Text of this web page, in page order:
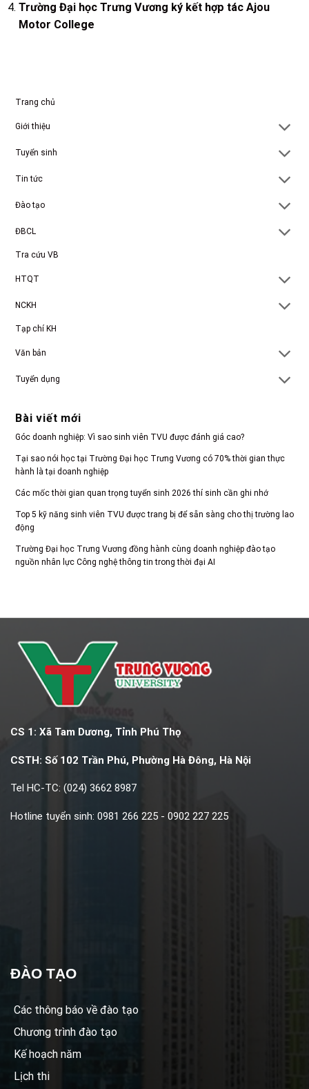
Trường Đại học Trưng Vương ký kết hợp tác Ajou
Motor College
Trang chủ
Giới thiệu
Tuyển sinh
Tin tức
Đào tạo
ĐBCL
Tra cứu VB
HTQT
NCKH
Tạp chí KH
Văn bản
Tuyển dụng
Bài viết mới
Góc doanh nghiệp: Vì sao sinh viên TVU được đánh giá cao?
Tại sao nói học tại Trường Đại học Trưng Vương có 70% thời gian thực
hành là tại doanh nghiệp
Các mốc thời gian quan trọng tuyển sinh 2026 thí sinh cần ghi nhớ
Top 5 kỹ năng sinh viên TVU được trang bị để sẵn sàng cho thị trường lao
động
Trường Đại học Trưng Vương đồng hành cùng doanh nghiệp đào tạo
nguồn nhân lực Công nghệ thông tin trong thời đại AI
CS 1: Xã Tam Dương, Tỉnh Phú Thọ
CSTH: Số 102 Trần Phú, Phường Hà Đông, Hà Nội
Tel HC-TC: (024) 3662 8987
Hotline tuyển sinh: 0981 266 225 - 0902 227 225
ĐÀO TẠO
Các thông báo về đào tạo
Chương trình đào tạo
Kế hoạch năm
Lịch thi